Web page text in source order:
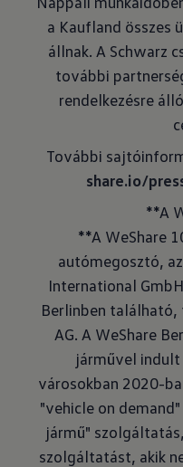
a Kaufland összes
állnak. A Schwarz
további
rendelkezésre
További
share.io/
**A
**A WeShare
autómegosztó,
International
Berlinben
AG. A WeShare
járművel
városokban 2020-
"vehicle on
jármű"
szolgáltatást, akik